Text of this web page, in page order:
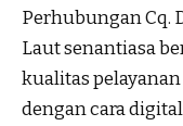
Perhubungan Cq.
Laut senantiasa
kualitas
dengan cara